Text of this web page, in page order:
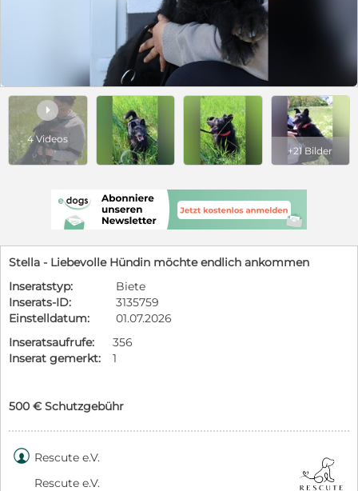

4 Videos
+21 Bilder
Stella - Liebevolle Hündin möchte endlich ankommen
Inseratstyp:
Biete
Inserats-ID:
3135759
Einstelldatum:
01.07.2026
Inseratsaufrufe:
356
Inserat gemerkt:
1
500 € Schutzgebühr
 Rescute e.V.
Rescute e.V.